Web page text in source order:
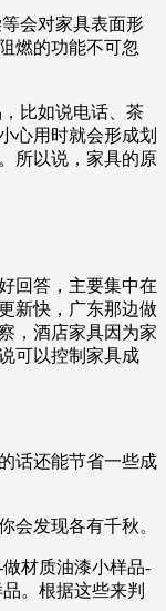
会对家具表面形
燃的功能不可忽
比如说电话、茶
心用时就会形成划
所以说，家具的原
回答，主要集中在
新快，广东那边做
，酒店家具因为家
可以控制家具成
话还能节省一些成
会发现各有千秋。
材质油漆小样品-
。根据这些来判